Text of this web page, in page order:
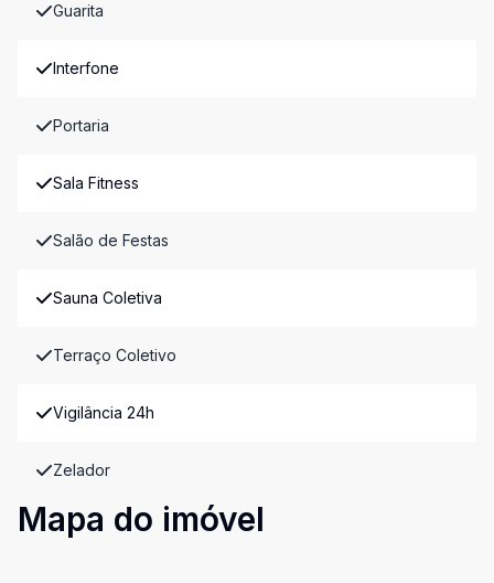
Guarita
Interfone
Portaria
Sala Fitness
Salão de Festas
Sauna Coletiva
Terraço Coletivo
Vigilância 24h
Zelador
Mapa do imóvel